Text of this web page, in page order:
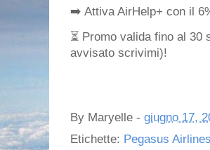
➡️ Attiva AirHelp+ con il
⏳ Promo valida fino al
avvisato scrivimi)!
By Maryelle - giugno 17,
Etichette: Pegasus Airlines